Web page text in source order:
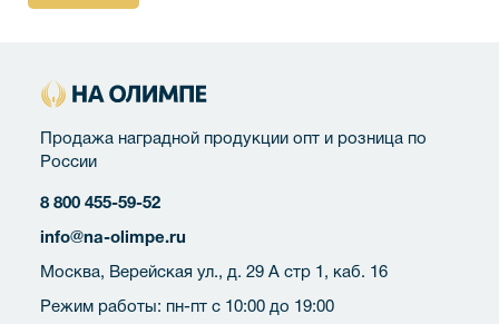
Продажа наградной продукции опт и розница по
России
8 800 455-59-52
info@na-olimpe.ru
Москва, Верейская ул., д. 29 А стр 1, каб. 16
Режим работы: пн-пт с 10:00 до 19:00